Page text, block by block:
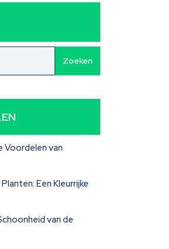
Zoeken
Voordelen van
Een Kleurrijke
van de